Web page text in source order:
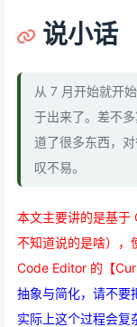
说小话
从 7 月开始就开
于出来了。差不
道了很多东西，
叹不易。
本文主要讲的是基于
不知道说的是啥），
Code Editor 的【
抽象与简化，请不要
实际上这个过程会复